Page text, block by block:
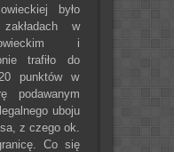
było
w
i
trafiło do
punktów w
podawanym
uboju
z czego ok.
Co się